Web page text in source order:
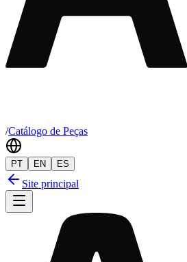
/Catálogo de Peças
PT EN ES
Site principal